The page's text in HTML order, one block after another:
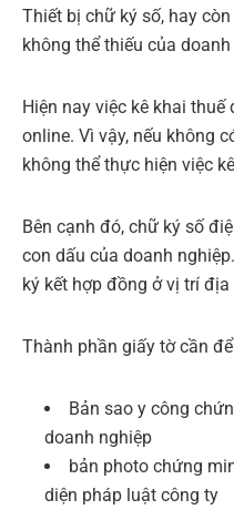
Thiết bị chữ ký số, hay
không thể thiếu của
Hiện nay việc kê khai
online. Vì vậy, nếu không
không thể thực hiện việc
Bên cạnh đó, chữ ký số
con dấu của doanh
ký kết hợp đồng ở vị trí địa
Thành phần giấy tờ cần
Bản sao y công
doanh nghiệp
bản photo chứng
diện pháp luật công ty